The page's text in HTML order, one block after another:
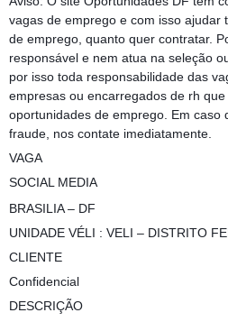
vagas de emprego e com isso ajudar
de emprego, quanto quer contratar.
responsável e nem atua na seleção
por isso toda responsabilidade das
empresas ou encarregados de rh
oportunidades de emprego. Em caso
fraude, nos contate imediatamente.
VAGA
SOCIAL MEDIA
BRASILIA – DF
UNIDADE VÉLI : VELI – DISTRITO
CLIENTE
Confidencial
DESCRIÇÃO